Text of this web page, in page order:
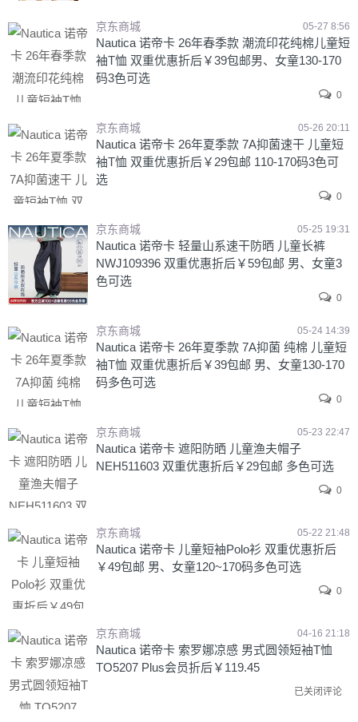
京东商城 05-27 8:56
Nautica 诺帝卡 26年春季款 潮流印花纯棉儿童短
袖T恤 双重优惠折后￥39包邮男、女童130-170
码3色可选
0
京东商城 05-26 20:11
Nautica 诺帝卡 26年夏季款 7A抑菌速干 儿童短
袖T恤 双重优惠折后￥29包邮 110-170码3色可
选
0
京东商城 05-25 19:31
Nautica 诺帝卡 轻量山系速干防晒 儿童长裤
NWJ109396 双重优惠折后￥59包邮 男、女童3
色可选
0
京东商城 05-24 14:39
Nautica 诺帝卡 26年夏季款 7A抑菌 纯棉 儿童短
袖T恤 双重优惠折后￥39包邮 男、女童130-170
码多色可选
0
京东商城 05-23 22:47
Nautica 诺帝卡 遮阳防晒 儿童渔夫帽子
NEH511603 双重优惠折后￥29包邮 多色可选
0
京东商城 05-22 21:48
Nautica 诺帝卡 儿童短袖Polo衫 双重优惠折后
￥49包邮 男、女童120~170码多色可选
0
京东商城 04-16 21:18
Nautica 诺帝卡 索罗娜凉感 男式圆领短袖T恤
TO5207 Plus会员折后￥119.45
已关闭评论